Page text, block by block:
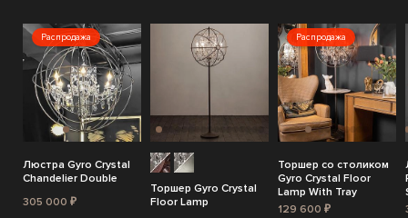
Распродажа
Люстра Gyro Crystal
Chandelier Double
305 000 ₽
Торшер Gyro Crystal
Floor Lamp
Распродажа
Торшер со столиком
Gyro Crystal Floor
Lamp With Tray
129 600 ₽